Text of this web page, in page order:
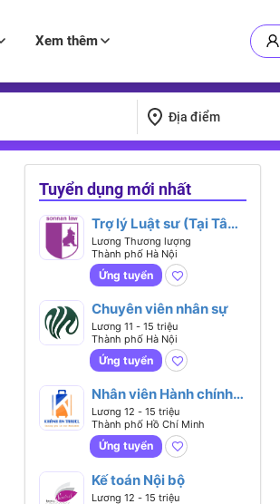
Xem thêm
Địa điểm
Tuyển dụng mới nhất
Trợ lý Luật sư (Tại Tây
Hồ, Hà Nội)
Lương Thương lượng
Thành phố Hà Nội
Ứng tuyển
Chuyên viên nhân sự
Lương 11 - 15 triệu
Thành phố Hà Nội
Ứng tuyển
Nhân viên Hành chính
nhân sự Tổng hợp (HR)
Lương 12 - 15 triệu
Thành phố Hồ Chí Minh
Ứng tuyển
Kế toán Nội bộ
Lương 12 - 15 triệu